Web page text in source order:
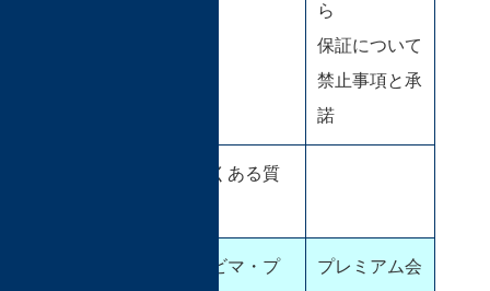
ら
保証について
禁止事項と承
諾
よくある質
ホビマ・プ
プレミアム会